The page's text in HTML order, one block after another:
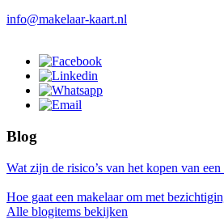
info@makelaar-kaart.nl
Blog
Wat zijn de risico’s van het kopen van
Hoe gaat een makelaar om met
Alle blogitems bekijken